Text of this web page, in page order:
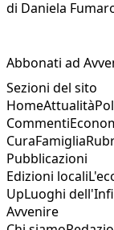
di Daniela
Abbonati ad
Sezioni del sito
HomeAttualità
Commenti
CuraFamiglia
Pubblicazioni
Edizioni locali
UpLuoghi
Avvenire